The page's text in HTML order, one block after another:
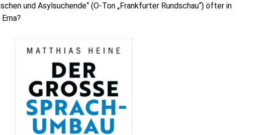
und Asylsuchende“ (O-Ton „Frankfurter Rundschau“) öfter in